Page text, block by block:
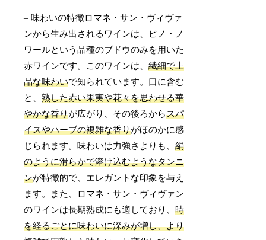
– 味わいの特徴ロマネ・サン・ヴィヴァ
ンから生み出されるワインは、ピノ・ノ
ワールという品種のブドウのみを用いた
赤ワインです。このワインは、繊細で上
品な味わいで知られています。口に含む
と、熟した赤い果実や花々を思わせる華
やかな香りが広がり、その後ろからスパ
イスやハーブの複雑な香りがほのかに感
じられます。味わいは力強さよりも、絹
のように滑らかで溶け込むようなタンニ
ンが特徴的で、エレガントな印象を与え
ます。また、ロマネ・サン・ヴィヴァン
のワインは長期熟成にも適しており、時
を経るごとに味わいに深みが増し、より